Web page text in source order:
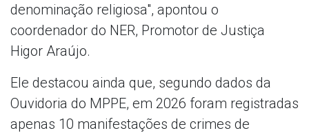
denominação religiosa", apontou o
coordenador do NER, Promotor de Justiça
Higor Araújo.
Ele destacou ainda que, segundo dados da
Ouvidoria do MPPE, em 2026 foram registradas
apenas 10 manifestações de crimes de